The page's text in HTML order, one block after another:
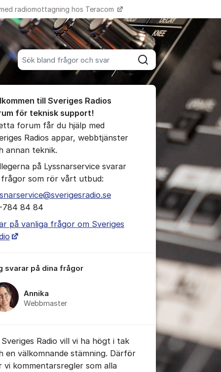
Sök bland alla inlägg
Sök
radiomottagning hos Teracom Fler supportlänkar
kommentaren
för inlägg/kommentar
för inlägg/kommentar
till Sveriges Radios
för teknisk support!
forum får du hjälp med
Radios appar, webbtjänster
annan teknik.
på Lyssnarservice svarar
frågor som rör vårt utbud:
784 84 84
på vanliga frågor om Sveriges
svarar på dina frågor
Annika
Webbmaster
Sveriges Radio vill vi ha högt i tak
en välkomnande stämning. Därför
vi kommentarsregler som alla